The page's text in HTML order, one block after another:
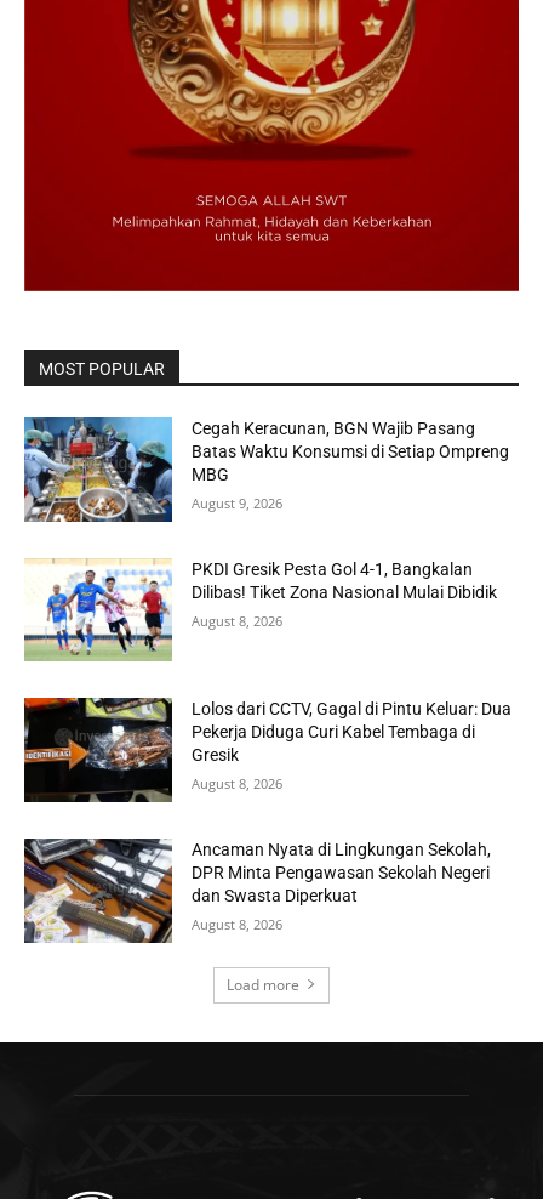
MOST POPULAR
Cegah Keracunan, BGN Wajib Pasang
Batas Waktu Konsumsi di Setiap Ompreng
MBG
August 9, 2026
PKDI Gresik Pesta Gol 4-1, Bangkalan
Dilibas! Tiket Zona Nasional Mulai Dibidik
August 8, 2026
Lolos dari CCTV, Gagal di Pintu Keluar: Dua
Pekerja Diduga Curi Kabel Tembaga di
Gresik
August 8, 2026
Ancaman Nyata di Lingkungan Sekolah,
DPR Minta Pengawasan Sekolah Negeri
dan Swasta Diperkuat
August 8, 2026
Load more